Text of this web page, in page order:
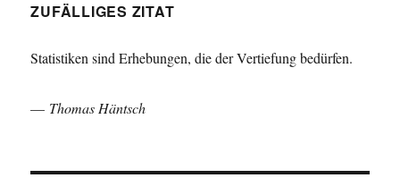
ZUFÄLLIGES ZITAT
Statistiken sind Erhebungen, die der Vertiefung bedürfen.
— Thomas Häntsch